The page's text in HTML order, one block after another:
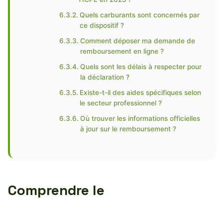
Quels carburants sont concernés par
ce dispositif ?
Comment déposer ma demande de
remboursement en ligne ?
Quels sont les délais à respecter pour
la déclaration ?
Existe-t-il des aides spécifiques selon
le secteur professionnel ?
Où trouver les informations officielles
à jour sur le remboursement ?
Comprendre le